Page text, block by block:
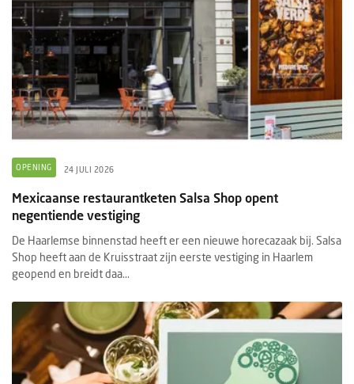
OPENING 24 JULI 2026
Mexicaanse restaurantketen Salsa Shop opent
negentiende vestiging
De Haarlemse binnenstad heeft er een nieuwe horecazaak bij. Salsa
Shop heeft aan de Kruisstraat zijn eerste vestiging in Haarlem
geopend en breidt daa...